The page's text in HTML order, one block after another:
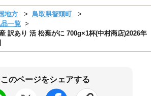
地方
鳥取県智頭町
一覧
訳あり 活 松葉がに 700g×1杯(中村商店)2026年
このページをシェアする